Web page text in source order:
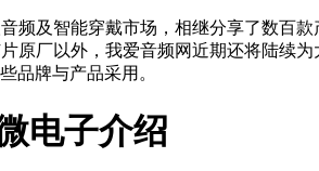
频及智能穿戴市场，相继分享了数百
原厂以外，我爱音频网近期还将陆续
品牌与产品采用。
电子介绍